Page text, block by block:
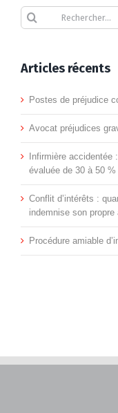
taux
un
pas
une
avis
de
un
en
du
Rechercher
Articles récents
Postes de préjudice
Avocat préjudices
Infirmière accidentée
évaluée de 30 à 50 %
Conflit d’intérêts :
indemnise son propre
Procédure amiable